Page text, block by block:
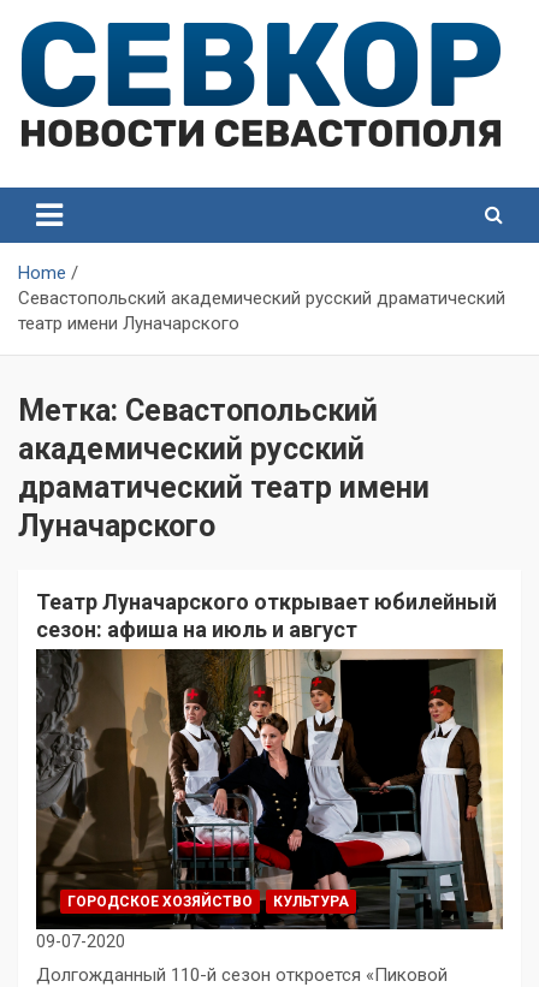
content
Севастополя
Севастополя
Home
Севастопольский академический русский драматический
театр имени Луначарского
Метка: Севастопольский
академический русский
драматический театр имени
Луначарского
Театр Луначарского открывает юбилейный
сезон: афиша на июль и август
ГОРОДСКОЕ ХОЗЯЙСТВО КУЛЬТУРА
09-07-2020
Долгожданный 110-й сезон откроется «Пиковой